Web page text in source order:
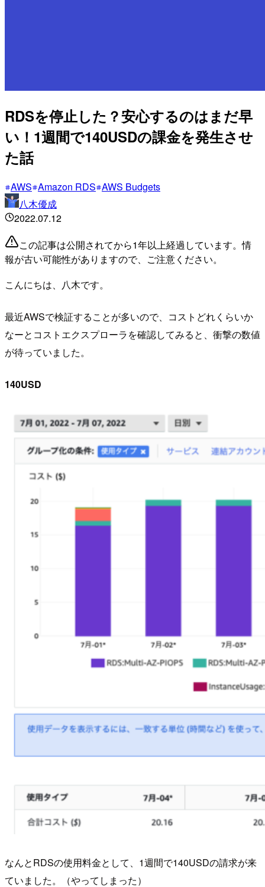
RDSを停止した？安心するのはまだ早
い！1週間で140USDの課金を発生させ
た話
AWS Amazon RDS AWS Budgets
八木優成
2022.07.12
この記事は公開されてから1年以上経過しています。情
報が古い可能性がありますので、ご注意ください。
こんにちは、八木です。
最近AWSで検証することが多いので、コストどれくらいか
なーとコストエクスプローラを確認してみると、衝撃の数値
が待っていました。
140USD
なんとRDSの使用料金として、1週間で140USDの請求が来
ていました。（やってしまった）